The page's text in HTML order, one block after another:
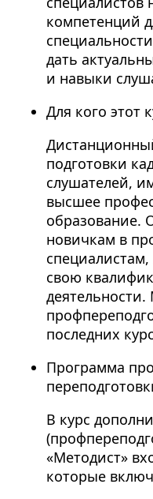
компетенций
дать
и навыки
Для кого этот
подготовки
слушателей,
высшее
образование.
новичкам в
свою
последних
Программа
В курс
«Методист»
которые